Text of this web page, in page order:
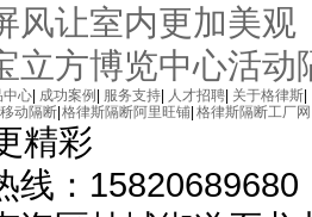
风让室内更加美观
立方博览中心活动
中心 成功案例 服务支持 人才招聘 关于格律斯
动隔断| 格律斯隔断阿里旺铺 格律斯隔断工厂网
精彩
线：15820689680